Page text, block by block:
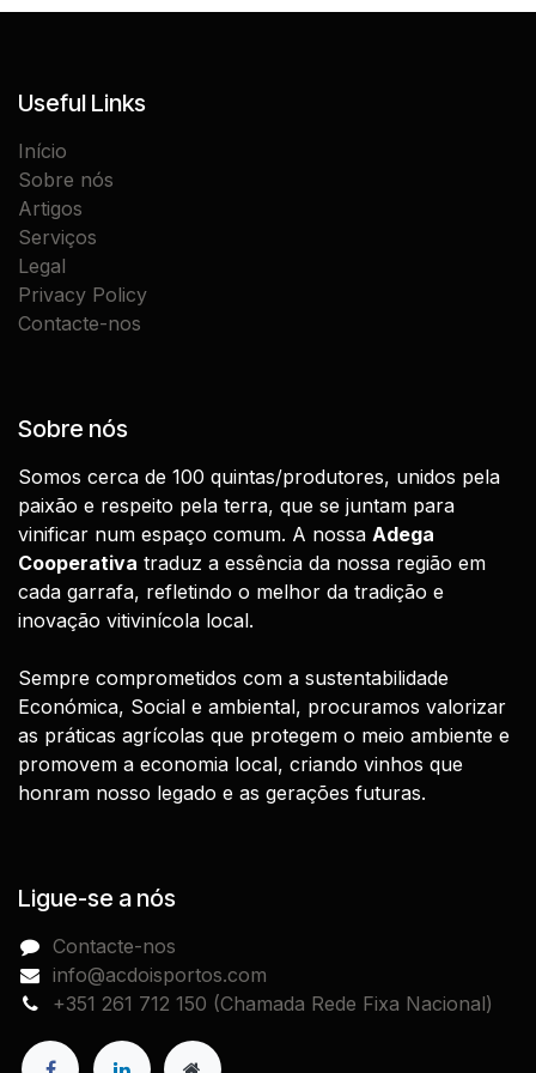
Useful Links
Início
Sobre nós
Artigos
Serviços
Legal
Privacy Policy
Contacte-nos
Sobre nós
Somos cerca de 100 quintas/produtores, unidos pela
paixão e respeito pela terra, que se juntam para
vinificar num espaço comum. A nossa Adega
Cooperativa traduz a essência da nossa região em
cada garrafa, refletindo o melhor da tradição e
inovação vitivinícola local.
Sempre comprometidos com a sustentabilidade
Económica, Social e ambiental, procuramos valorizar
as práticas agrícolas que protegem o meio ambiente e
promovem a economia local, criando vinhos que
honram nosso legado e as gerações futuras.
Ligue-se a nós
Contacte-nos
info@acdoisportos.com
+351 261 712 150 (Chamada Rede Fixa Nacional)